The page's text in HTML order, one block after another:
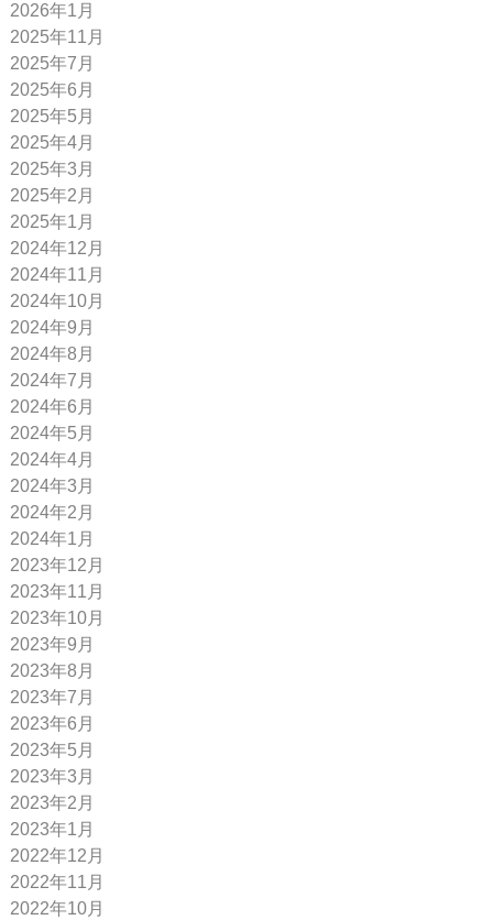
2026年1月
2025年11月
2025年7月
2025年6月
2025年5月
2025年4月
2025年3月
2025年2月
2025年1月
2024年12月
2024年11月
2024年10月
2024年9月
2024年8月
2024年7月
2024年6月
2024年5月
2024年4月
2024年3月
2024年2月
2024年1月
2023年12月
2023年11月
2023年10月
2023年9月
2023年8月
2023年7月
2023年6月
2023年5月
2023年3月
2023年2月
2023年1月
2022年12月
2022年11月
2022年10月